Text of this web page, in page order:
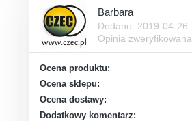
Barbara
Dodano: 2019-04-26
Opinia zweryfikowana
Ocena produktu:
Ocena sklepu:
Ocena dostawy:
Dodatkowy komentarz: